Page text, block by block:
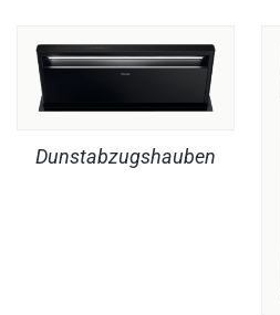
Dunstabzugshauben